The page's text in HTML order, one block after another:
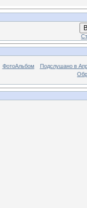
ФотоАльбом
Подслушано в